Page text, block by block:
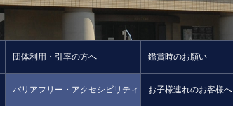
団体利用・引率の方へ 鑑賞時のお願い
バリアフリー・アクセシビリティ お子様連れのお客様へ